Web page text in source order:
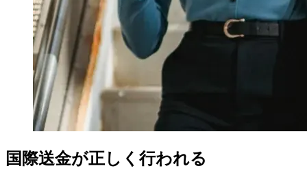
国際送金が正しく行われる